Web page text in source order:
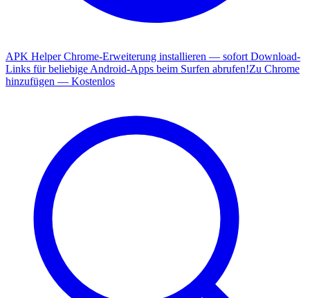
APK Helper Chrome-Erweiterung installieren — sofort Download-
Links für beliebige Android-Apps beim Surfen abrufen!Zu Chrome
hinzufügen — Kostenlos